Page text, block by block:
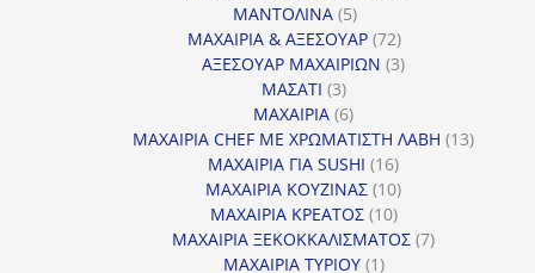
ΜΑΝΤΟΛΙΝΑ 55
προϊόντα
ΜΑΧΑΙΡΙΑ & ΑΞΕΣΟΥΑΡ 7272
προϊόντα
ΑΞΕΣΟΥΑΡ ΜΑΧΑΙΡΙΩΝ 33
ΜΑΣΑΤΙ 33
προϊόντα
ΜΑΧΑΙΡΙΑ 66
προϊόντα
ΜΑΧΑΙΡΙΑ CHEF ΜΕ ΧΡΩΜΑΤΙΣΤΗ ΛΑΒΗ 1313
ΜΑΧΑΙΡΙΑ ΓΙΑ SUSHI 1616
προϊόντα
ΜΑΧΑΙΡΙΑ ΚΟΥΖΙΝΑΣ 1010
προϊόντα
ΜΑΧΑΙΡΙΑ ΚΡΕΑΤΟΣ 1010
προϊόντα
ΜΑΧΑΙΡΙΑ ΞΕΚΟΚΚΑΛΙΣΜΑΤΟΣ 77
ΜΑΧΑΙΡΙΑ ΤΥΡΙΟΥ 11